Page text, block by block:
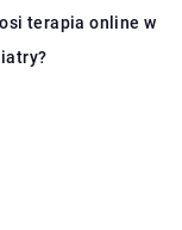
terapia online w